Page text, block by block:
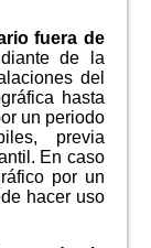
fuera de
de la
del
hasta
un periodo
previa
En caso
por un
hacer uso